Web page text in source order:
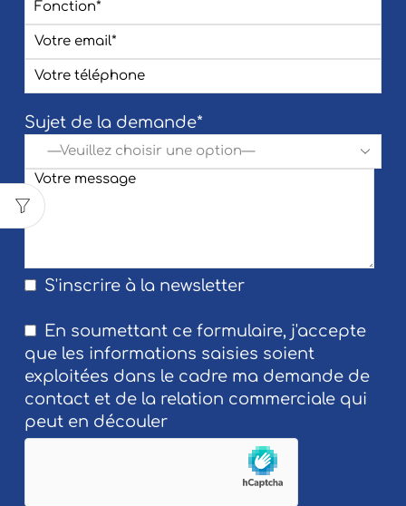
Sujet de la demande*
S'inscrire à la newsletter
En soumettant ce formulaire, j'accepte
que les informations saisies soient
exploitées dans le cadre ma demande de
contact et de la relation commerciale qui
peut en découler